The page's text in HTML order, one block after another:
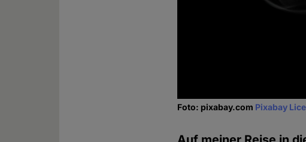
Foto: pixabay.com Pixabay